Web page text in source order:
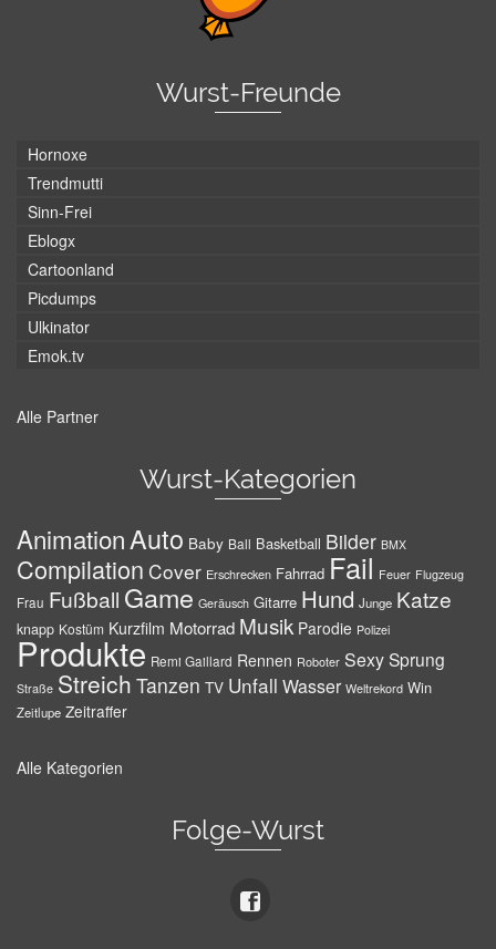
Wurst-Freunde
Hornoxe
Trendmutti
Sinn-Frei
Eblogx
Cartoonland
Picdumps
Ulkinator
Emok.tv
Alle Partner
Wurst-Kategorien
AnimationAuto Baby Ball Basketball Bilder BMX
Compilation Cover Erschrecken Fahrrad Fail Feuer Flugzeug
Frau Fußball Game Geräusch Gitarre Hund Junge Katze
knapp Kostüm Kurzfilm Motorrad Musik Parodie Polizei
Produkte Remi Gaillard Rennen Roboter SexySprung
Straße Streich Tanzen TV Unfall Wasser Weltrekord Win
Zeitlupe Zeitraffer
Alle Kategorien
Folge-Wurst